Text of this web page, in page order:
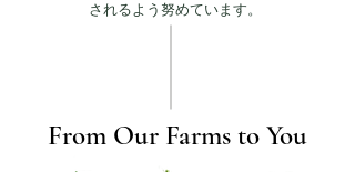
されるよう努めています。
From Our Farms to You